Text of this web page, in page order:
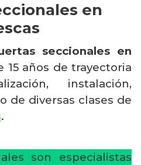
en
seccionales en
15 años de trayectoria
instalación,
de diversas clases de
.
son especialistas